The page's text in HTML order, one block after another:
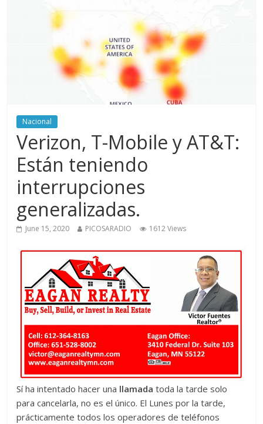
Nacional
Verizon, T-Mobile y AT&T:
Están teniendo
interrupciones
generalizadas.
June 15, 2020 PICOSARADIO 1612 Views
Sí ha intentado hacer una llamada toda la tarde solo
para cancelarla, no es el único. El Lunes por la tarde,
prácticamente todos los operadores de teléfonos